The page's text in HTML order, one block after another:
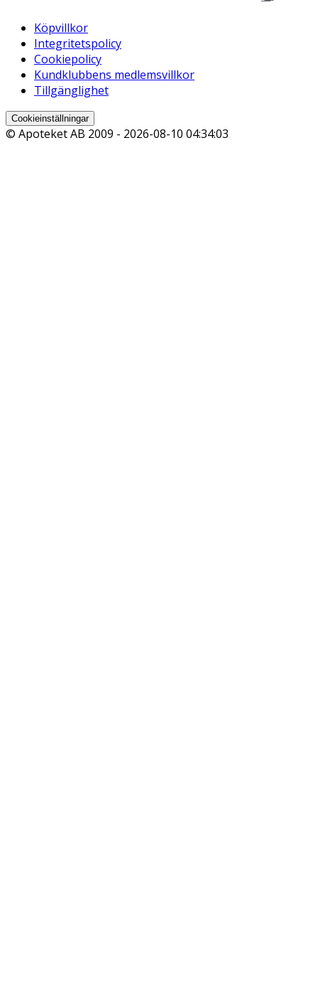
Köpvillkor
Integritetspolicy
Cookiepolicy
Kundklubbens medlemsvillkor
Tillgänglighet
Cookieinställningar
© Apoteket AB 2009 - 2026-08-10 04:34:03